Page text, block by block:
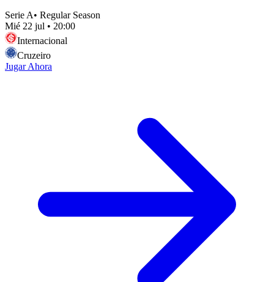
Serie A• Regular Season
Mié 22 jul • 20:00
Internacional
Cruzeiro
Jugar Ahora